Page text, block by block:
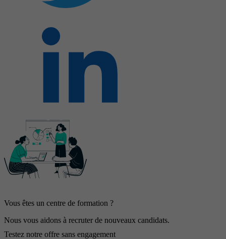
Vous êtes un centre de formation ?
Nous vous aidons à recruter de nouveaux candidats.
Testez notre offre sans engagement